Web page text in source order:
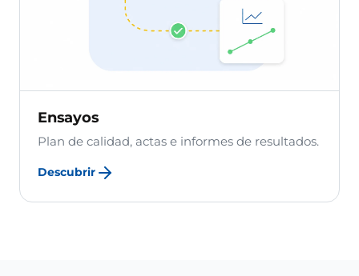
Ensayos
Plan de calidad, actas e informes de resultados.
Descubrir